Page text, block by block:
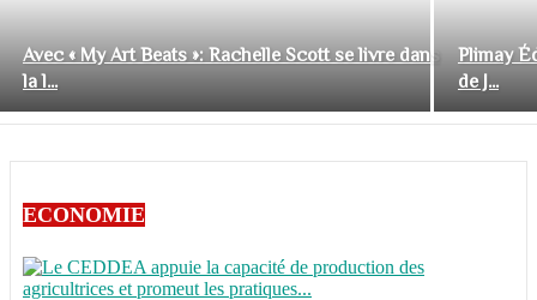
Avec « My Art Beats »: Rachelle Scott se livre dans
la l...
Plimay
de J...
ECONOMIE